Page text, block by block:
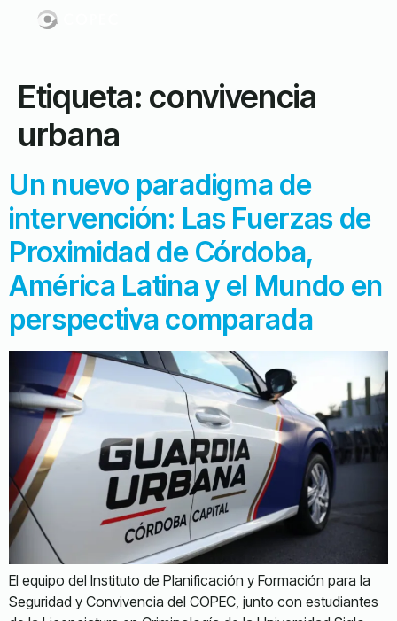
Etiqueta: convivencia
urbana
Un nuevo paradigma de
intervención: Las Fuerzas de
Proximidad de Córdoba,
América Latina y el Mundo en
perspectiva comparada
El equipo del Instituto de Planificación y Formación para la
Seguridad y Convivencia del COPEC, junto con estudiantes